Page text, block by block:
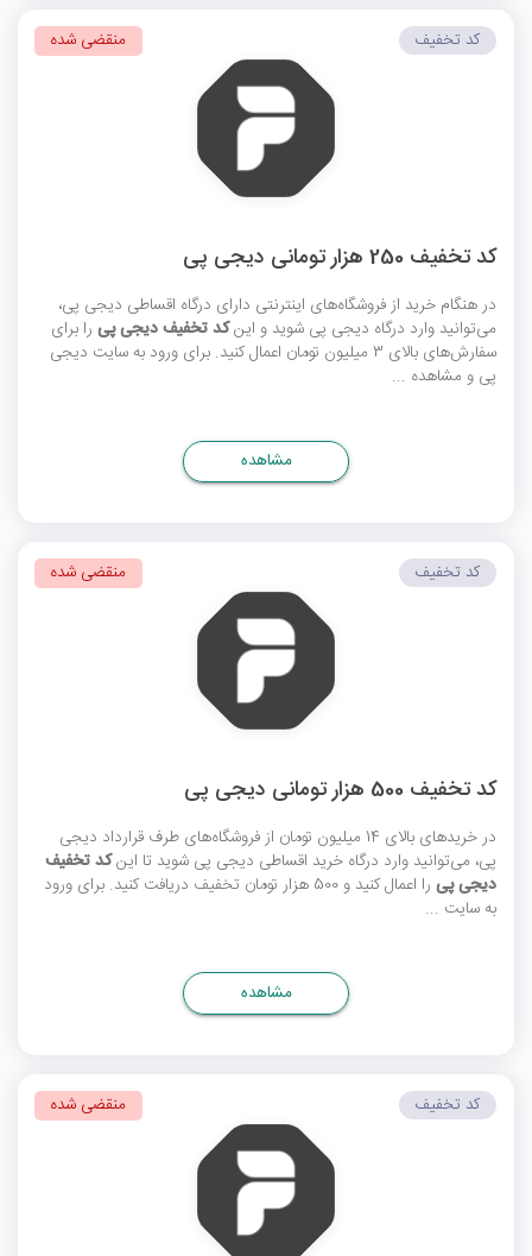
کد تخفیف 250 هزار تومانی دیجی پی
در هنگام خرید از فروشگاه‌های اینترنتی دارای درگاه اقساطی دیجی پی،
می‌توانید وارد درگاه دیجی پی شوید و اینکد تخفیف دیجی پی را برای
سفارش‌های بالای 3 میلیون تومان اعمال کنید. برای ورود به سایت دیجی
پی و مشاهده ...
کد تخفیف منقضی شده
مشاهده
کد تخفیف 500 هزار تومانی دیجی پی
در خریدهای بالای 14 میلیون تومان از فروشگاه‌های طرف قرارداد دیجی
پی، می‌توانید وارد درگاه خرید اقساطی دیجی پی شوید تا اینکد تخفیف
دیجی پی
را اعمال کنید و 500 هزار تومان تخفیف دریافت کنید. برای ورود
به سایت ...
کد تخفیف منقضی شده
مشاهده
کد تخفیف منقضی شده